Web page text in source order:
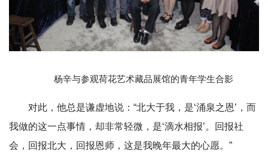
杨辛与参观荷花艺术藏品展馆的青年学生合影
对此，他总是谦虚地说：“北大于我，是‘涌泉之恩’，而
我做的这一点事情，却非常轻微，是‘滴水相报’。回报社
会，回报北大，回报恩师，这是我晚年最大的心愿。”